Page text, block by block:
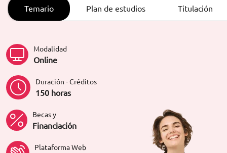
ORIENTACIÓN LABORAL
Temario Plan de estudios Titulación
Modalidad
Online
Duración - Créditos
150 horas
Becas y
Financiación
Plataforma Web